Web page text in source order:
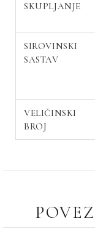
SKUPLJANJE
SIROVINSKI
SASTAV
VELIČINSKI
BROJ